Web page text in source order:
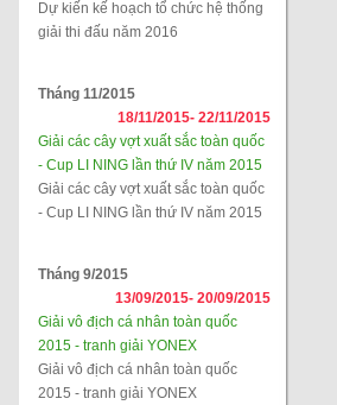
Dự kiến kế hoạch tổ chức hệ thống
giải thi đấu năm 2016
Tháng 11/2015
18/11/2015- 22/11/2015
Giải các cây vợt xuất sắc toàn quốc
- Cup LI NING lần thứ IV năm 2015
Giải các cây vợt xuất sắc toàn quốc
- Cup LI NING lần thứ IV năm 2015
Tháng 9/2015
13/09/2015- 20/09/2015
Giải vô địch cá nhân toàn quốc
2015 - tranh giải YONEX
Giải vô địch cá nhân toàn quốc
2015 - tranh giải YONEX